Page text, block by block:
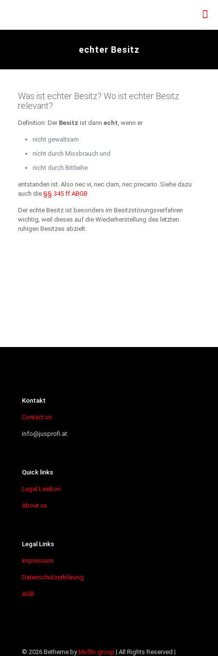
echter Besitz
Was ist echter Besitz? Wo ist echter Besitz
relevant?
Definition: Der Besitz ist dann echt , wenn er
nicht gewaltsam
nicht durch Missbrauch und
nicht durch Bittleihe
entstanden ist. Also nec vi, nec clam, nec precario. Siehe dazu
auch die §§ 345 ff ABGB
Der echte Besitz ist besonders im Besitzstörungsverfahren
wichtig, weil dieses auf die Wiederherstellung des letzten
ruhigen Besitzes abzielt.
Kontakt
Contact us
info@jusprofi.at
Quick links
Legal Lexikon
About us
Legal Links
Impressum
Datenschutzerklärung
AGB
© 2026 Betheme byMuffin group | All Rights Reserved |